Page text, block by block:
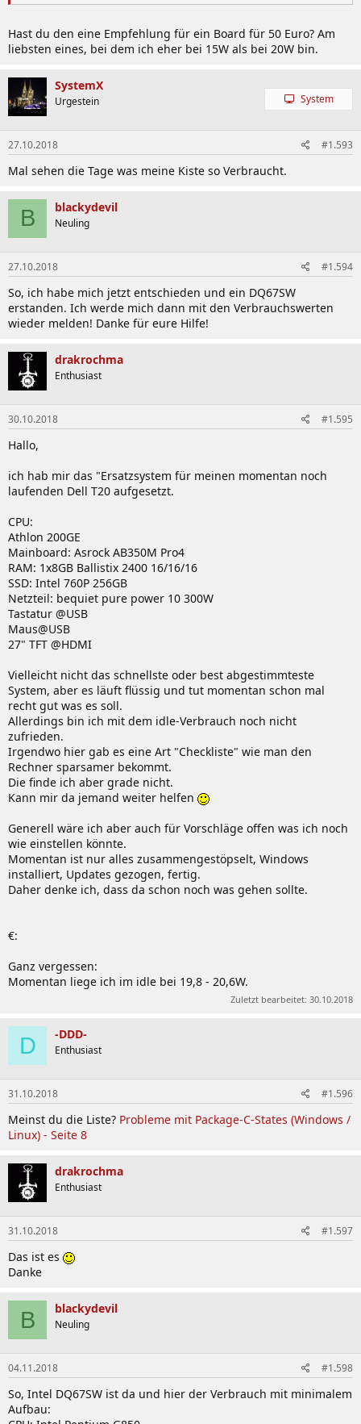
Hast du den eine Empfehlung für ein Board für 50 Euro? Am
liebsten eines, bei dem ich eher bei 15W als bei 20W bin.
SystemX
Urgestein System
27.10.2018 #1.593
Mal sehen die Tage was meine Kiste so Verbraucht.
B blackydevil
Neuling
27.10.2018 #1.594
So, ich habe mich jetzt entschieden und ein DQ67SW
erstanden. Ich werde mich dann mit den Verbrauchswerten
wieder melden! Danke für eure Hilfe!
drakrochma
Enthusiast
30.10.2018 #1.595
Hallo,
ich hab mir das "Ersatzsystem für meinen momentan noch
laufenden Dell T20 aufgesetzt.
CPU:
Athlon 200GE
Mainboard: Asrock AB350M Pro4
RAM: 1x8GB Ballistix 2400 16/16/16
SSD: Intel 760P 256GB
Netzteil: bequiet pure power 10 300W
Tastatur @USB
Maus@USB
27" TFT @HDMI
Vielleicht nicht das schnellste oder best abgestimmteste
System, aber es läuft flüssig und tut momentan schon mal
recht gut was es soll.
Allerdings bin ich mit dem idle-Verbrauch noch nicht
zufrieden.
Irgendwo hier gab es eine Art "Checkliste" wie man den
Rechner sparsamer bekommt.
Die finde ich aber grade nicht.
Kann mir da jemand weiter helfen
Generell wäre ich aber auch für Vorschläge offen was ich noch
wie einstellen könnte.
Momentan ist nur alles zusammengestöpselt, Windows
installiert, Updates gezogen, fertig.
Daher denke ich, dass da schon noch was gehen sollte.
€:
Ganz vergessen:
Momentan liege ich im idle bei 19,8 - 20,6W.
Zuletzt bearbeitet: 30.10.2018
D -DDD-
Enthusiast
31.10.2018 #1.596
Meinst du die Liste? Probleme mit Package-C-States (Windows /
Linux) - Seite 8
drakrochma
Enthusiast
31.10.2018 #1.597
Das ist es
Danke
B blackydevil
Neuling
04.11.2018 #1.598
So, Intel DQ67SW ist da und hier der Verbrauch mit minimalem
Aufbau: